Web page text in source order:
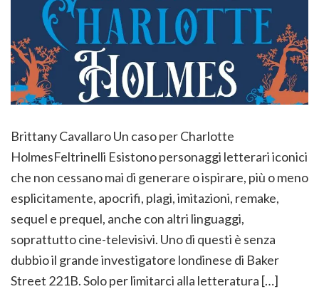
Brittany Cavallaro Un caso per Charlotte
HolmesFeltrinelli Esistono personaggi letterari iconici
che non cessano mai di generare o ispirare, più o meno
esplicitamente, apocrifi, plagi, imitazioni, remake,
sequel e prequel, anche con altri linguaggi,
soprattutto cine-televisivi. Uno di questi è senza
dubbio il grande investigatore londinese di Baker
Street 221B. Solo per limitarci alla letteratura […]